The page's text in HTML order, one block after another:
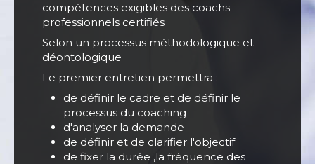
compétences exigibles des coachs
professionnels certifiés
Selon un processus méthodologique et
déontologique
Le premier entretien permettra :
de définir le cadre et de définir le
processus du coaching
d'analyser la demande
de définir et de clarifier l'objectif
de fixer la durée ,la fréquence des